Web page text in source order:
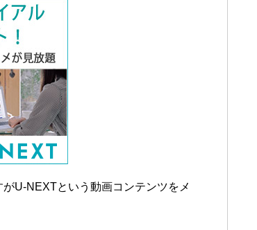
U-NEXTという動画コンテンツをメ